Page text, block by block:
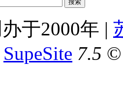
于2000年 |
SupeSite 7.5 ©